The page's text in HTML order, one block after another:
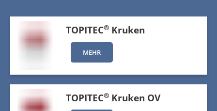
TOPITEC® Kruken
MEHR
TOPITEC® Kruken OV